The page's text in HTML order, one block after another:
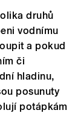
druhů
vodnímu
a pokud
či
hladinu,
posunuty
potápkám